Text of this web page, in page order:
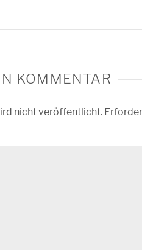
KOMMENTAR
nicht veröffentlicht.